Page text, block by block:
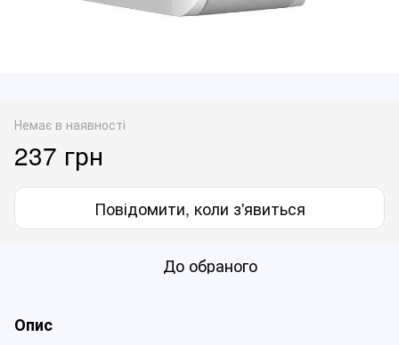
Немає в наявності
237 грн
Повідомити, коли з'явиться
До обраного
Опис